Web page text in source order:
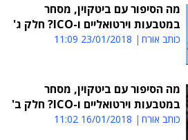
מה הסיפור עם ביטקוין, מסחר
במטבעות וירטואליים ו-ICO? חלק ג'
כותב אורח 23/01/2018 11:09
מה הסיפור עם ביטקוין, מסחר
במטבעות וירטואליים ו-ICO? חלק ב'
כותב אורח 16/01/2018 11:02